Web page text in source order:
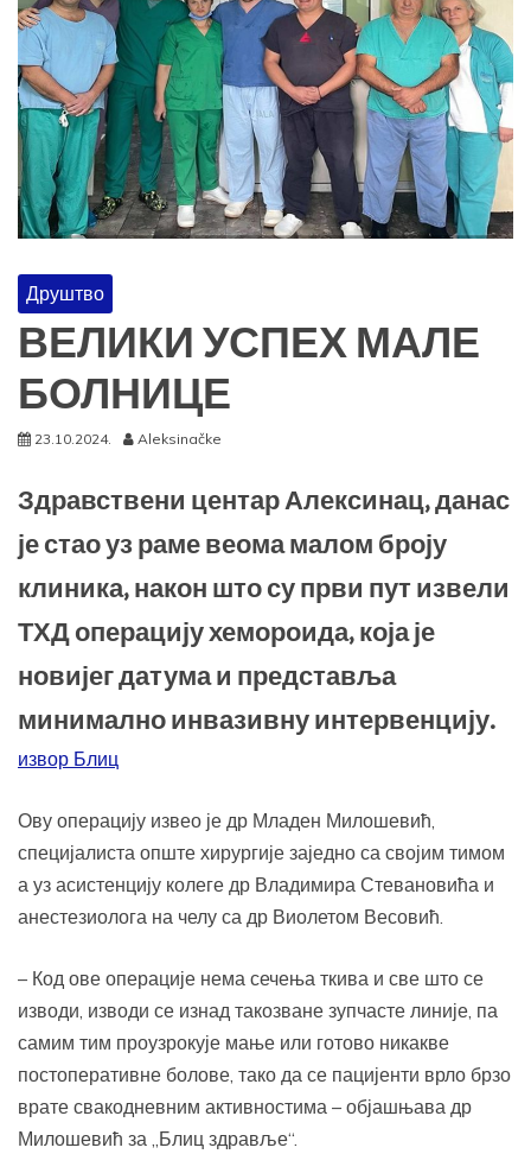
Друштво
ВЕЛИКИ УСПЕХ МАЛЕ
БОЛНИЦЕ
23.10.2024. Aleksinačke
Здравствени центар Алексинац, данас
је стао уз раме веома малом броју
клиника, након што су први пут извели
ТХД операцију хемороида, која је
новијег датума и представља
минимално инвазивну интервенцију.
извор Блиц
Ову операцију извео је др Младен Милошевић,
специјалиста опште хирургије заједно са својим тимом
а уз асистенцију колеге др Владимира Стевановића и
анестезиолога на челу са др Виолетом Весовић.
– Код ове операције нема сечења ткива и све што се
изводи, изводи се изнад такозване зупчасте линије, па
самим тим проузрокује мање или готово никакве
постоперативне болове, тако да се пацијенти врло брзо
врате свакодневним активностима – објашњава др
Милошевић за „Блиц здравље“.